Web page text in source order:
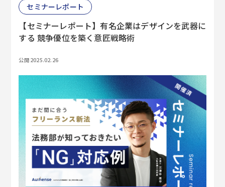
セミナーレポート
【セミナーレポート】有名企業はデザインを武器に
する 競争優位を築く意匠戦略術
公開 2025.02.26